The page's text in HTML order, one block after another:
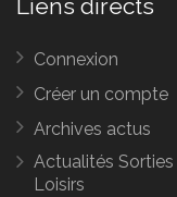
Liens directs
Connexion
Créer un compte
Archives actus
Actualités Sorties
Loisirs